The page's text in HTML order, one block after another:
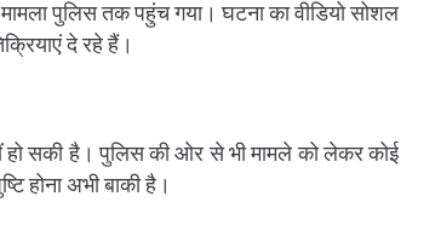
पुलिस तक पहुंच गया। घटना का वीडियो सोशल
दे रहे हैं।
हो सकी है। पुलिस की ओर से भी मामले को लेकर कोई
होना अभी बाकी है।